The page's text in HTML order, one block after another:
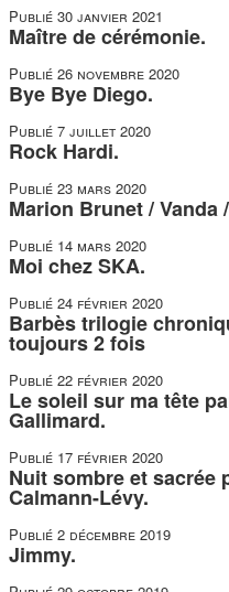
Publié 30 janvier 2021
Maître de cérémonie.
Publié 26 novembre 2020
Bye Bye Diego.
Publié 7 juillet 2020
Rock Hardi.
Publié 23 mars 2020
Marion Brunet / Vanda
Publié 14 mars 2020
Moi chez SKA.
Publié 24 février 2020
Barbès trilogie
toujours 2 fois
Publié 22 février 2020
Le soleil sur ma tête
Gallimard.
Publié 17 février 2020
Nuit sombre et sacrée
Calmann-Lévy.
Publié 2 décembre 2019
Jimmy.